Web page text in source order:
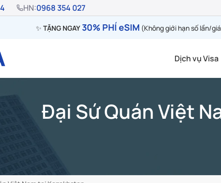
HN:0968 354 027
✨ TẶNG NGAY30% PHÍ eSIM (Không giới hạn số lần/
Dịch vụ Visa
Đại Sứ Quán Việt